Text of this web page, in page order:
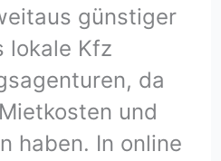
günstiger
lokale Kfz
da
und
haben. In online